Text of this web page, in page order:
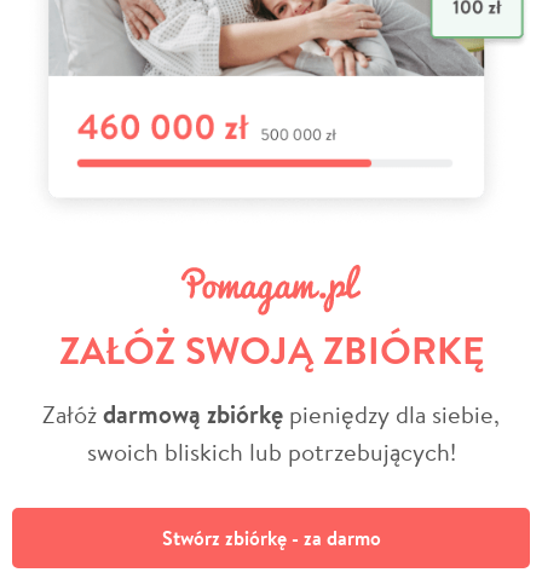
ZAŁÓŻ SWOJĄ ZBIÓRKĘ
Załóżdarmową zbiórkę pieniędzy dla siebie,
swoich bliskich lub potrzebujących!
Stwórz zbiórkę - za darmo